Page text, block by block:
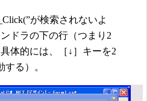
が検索されないよ
ドラの下の行（つまり2
体的には、［↓］キーを2
る）。